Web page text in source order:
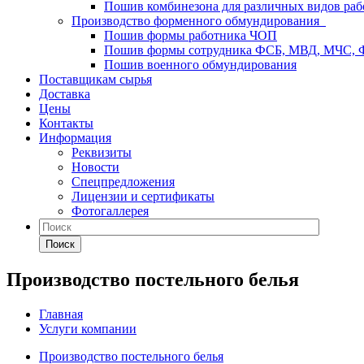
Пошив комбинезона для различных видов
Производство форменного обмундирования
Пошив формы работника ЧОП
Пошив формы сотрудника ФСБ, МВД,
Пошив военного обмундирования
Поставщикам сырья
Доставка
Цены
Контакты
Информация
Реквизиты
Новости
Спецпредложения
Лицензии и сертификаты
Фотогаллерея
Поиск
Производство постельного белья
Главная
Услуги компании
Производство постельного белья